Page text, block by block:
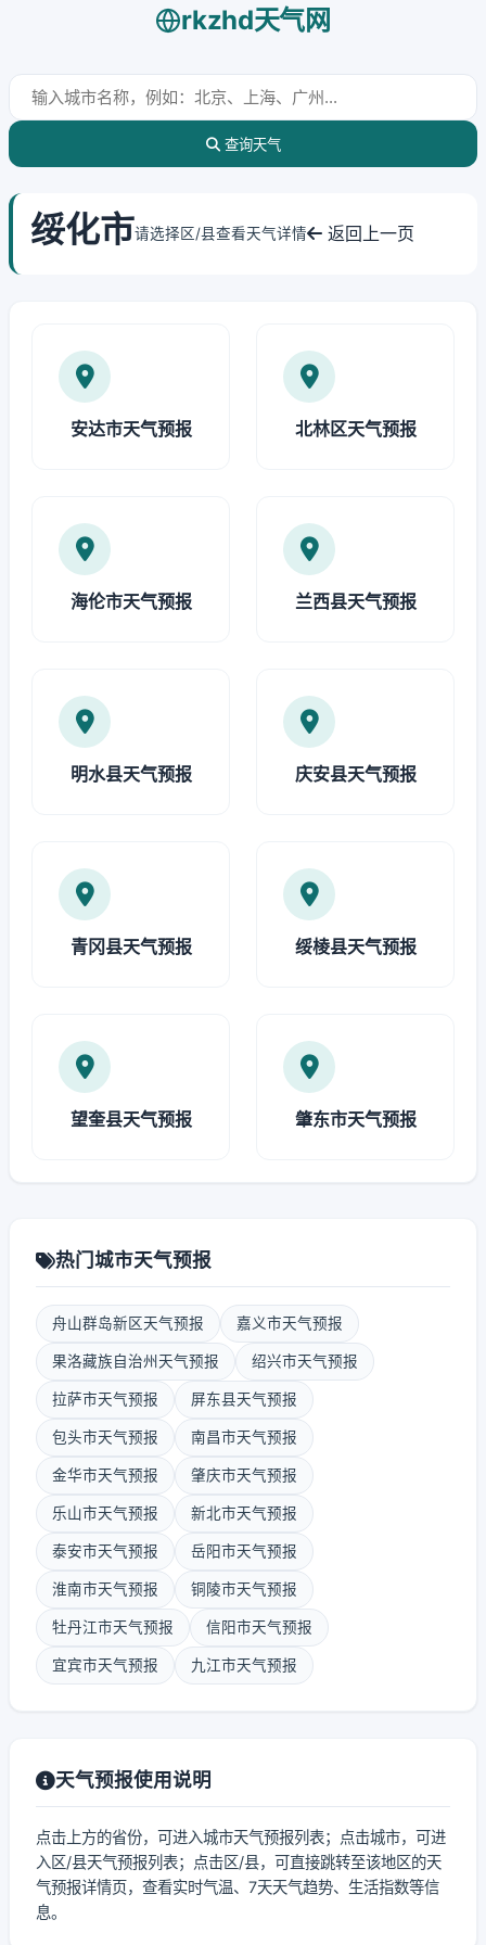
rkzhd天气网
查询天气
绥化市请选择区/县查看天气详情 返回上一页
安达市天气预报 北林区天气预报
海伦市天气预报 兰西县天气预报
明水县天气预报 庆安县天气预报
青冈县天气预报 绥棱县天气预报
望奎县天气预报 肇东市天气预报
热门城市天气预报
舟山群岛新区天气预报 嘉义市天气预报
果洛藏族自治州天气预报 绍兴市天气预报
拉萨市天气预报 屏东县天气预报
包头市天气预报 南昌市天气预报
金华市天气预报 肇庆市天气预报
乐山市天气预报 新北市天气预报
泰安市天气预报 岳阳市天气预报
淮南市天气预报 铜陵市天气预报
牡丹江市天气预报 信阳市天气预报
宜宾市天气预报 九江市天气预报
天气预报使用说明
点击上方的省份，可进入城市天气预报列表；点击城市，可进
入区/县天气预报列表；点击区/县，可直接跳转至该地区的天
气预报详情页，查看实时气温、7天天气趋势、生活指数等信
息。